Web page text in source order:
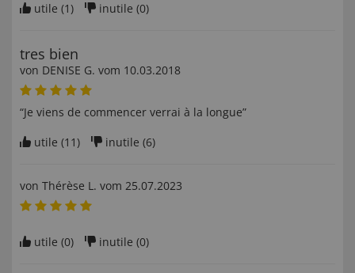
utile (1) inutile (0)
tres bien
von DENISE G. vom 10.03.2018
“Je viens de commencer verrai à la longue”
utile (11) inutile (6)
von Thérèse L. vom 25.07.2023
utile (0) inutile (0)